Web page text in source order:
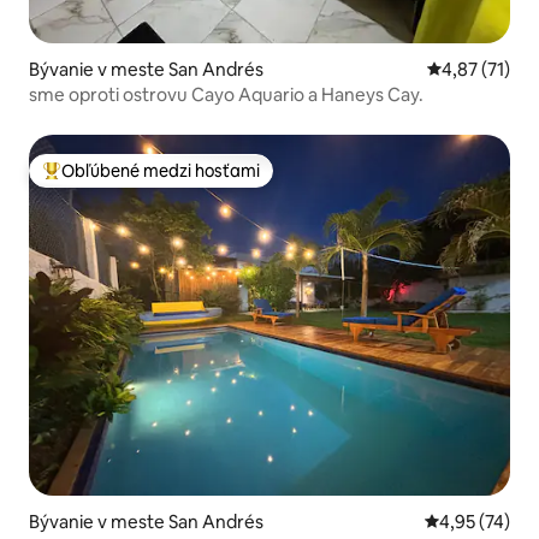
Bývanie v meste San Andrés Priemerné
4,87 (71)
sme oproti ostrovu Cayo Aquario a Haneys Cay.
Najobľúbenejšie medzi hosťami
Obľúbené medzi hosťami
Bývanie v meste San Andrés Priemerné
4,95 (74)